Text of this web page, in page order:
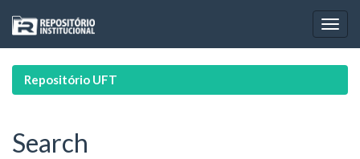
navigation
Repositório UFT
Search